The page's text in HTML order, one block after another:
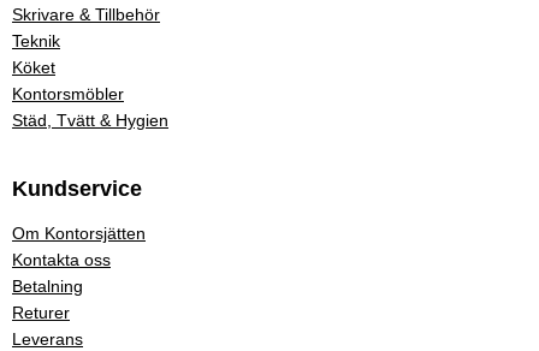
Skrivare & Tillbehör
Teknik
Köket
Kontorsmöbler
Städ, Tvätt & Hygien
Kundservice
Om Kontorsjätten
Kontakta oss
Betalning
Returer
Leverans